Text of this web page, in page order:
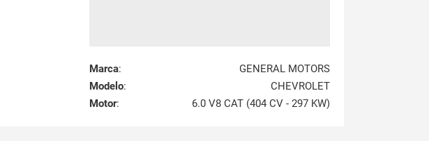
Marca:
GENERAL MOTORS
Modelo:
CHEVROLET
Motor: 6.0 V8 CAT (404 CV - 297 KW)